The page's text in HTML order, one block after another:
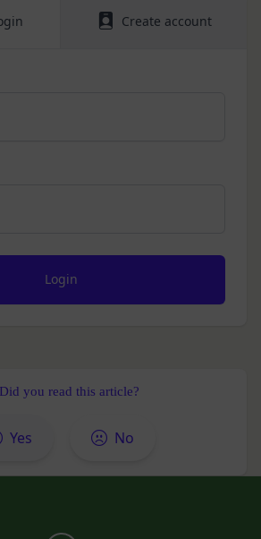
Create account
Did you read this article?
Yes No
シーをお客様の事前の了承を得るこ
の公示後、すぐに効力が発生する
における内容や利用者情報の保護
社は一切責任を負いません。
発効日：2021年9月1日
は登録内容の変更の際に虚偽の会
する行為
ビスに支障を生じさせるおそれの
為
びパスワードを不正に使用する行
など、営利目的で商品等を購入す
知または催告をすることなく、当該
止、本サービス上に公開した提供物
し、当該措置を講じた理由を開示す